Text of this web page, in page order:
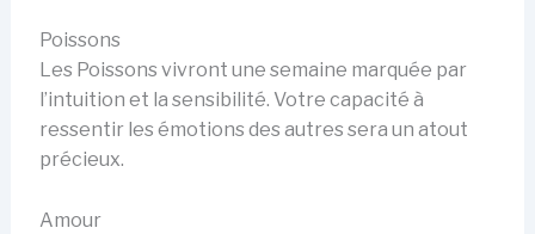
Poissons
Les Poissons vivront une semaine marquée par
l’intuition et la sensibilité. Votre capacité à
ressentir les émotions des autres sera un atout
précieux.
Amour